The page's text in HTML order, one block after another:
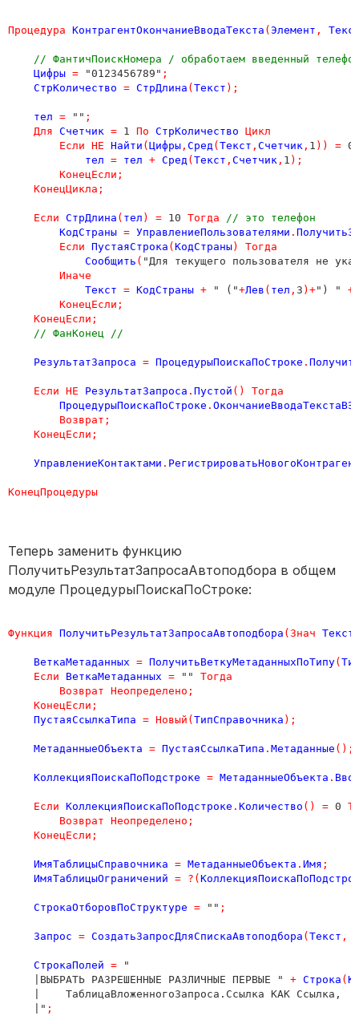
Процедура КонтрагентОкончаниеВводаТекста ( Элемент ,
// ФантичПоискНомера / обработаем введенный
Цифры = "0123456789" ;
СтрКоличество = СтрДлина ( Текст );
тел = "" ;
Для Счетчик = 1 По СтрКоличество Цикл
Если НЕ Найти ( Цифры , Сред( Текст , Счетчик , 1 )) =
тел = тел + Сред( Текст , Счетчик , 1 );
КонецЕсли ;
КонецЦикла ;
Если СтрДлина ( тел ) = 10 Тогда
// это телефон
КодСтраны = УправлениеПользователями .
Если ПустаяСтрока ( КодСтраны)
Тогда
Сообщить ( "Для текущего пользователя не
Иначе
Текст = КодСтраны + " ("+Лев ( тел , 3 )+") " +
КонецЕсли ;
КонецЕсли ;
// ФанКонец //
РезультатЗапроса = ПроцедурыПоискаПоСтроке .
Если НЕ РезультатЗапроса . Пустой ()
Тогда
ПроцедурыПоискаПоСтроке .
Возврат ;
КонецЕсли ;
УправлениеКонтактами .
КонецПроцедуры
Теперь заменить функцию
ПолучитьРезультатЗапросаАвтоподбора в общем
модуле ПроцедурыПоискаПоСтроке:
Функция ПолучитьРезультатЗапросаАвтоподбора ( Знач Текст
ВеткаМетаданных = ПолучитьВеткуМетаданныхПоТипу(
Если
ВеткаМетаданных = "" Тогда
Возврат Неопределено ;
КонецЕсли ;
ПустаяСсылкаТипа = Новый ( ТипСправочника );
МетаданныеОбъекта = ПустаяСсылкаТипа . Метаданные ();
КоллекцияПоискаПоПодстроке = МетаданныеОбъекта .
Если КоллекцияПоискаПоПодстроке . Количество () = 0
Возврат Неопределено ;
КонецЕсли ;
ИмяТаблицыСправочника = МетаданныеОбъекта . Имя ;
ИмяТаблицыОграничений = ?(
СтрокаОтборовПоСтруктуре = "" ;
Запрос = СоздатьЗапросДляСпискаАвтоподбора ( Текст ,
СтрокаПолей = "
    |ВЫБРАТЬ РАЗРЕШЕННЫЕ РАЗЛИЧНЫЕ ПЕРВЫЕ "
+ Строка (
    |    ТаблицаВложенногоЗапроса.Ссылка КАК Ссылка,
    |"
;